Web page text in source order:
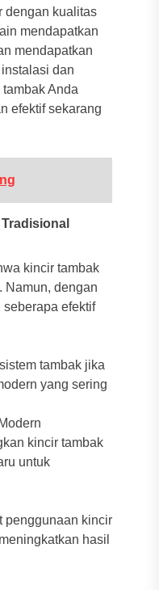
dengan kualitas
mendapatkan
mendapatkan
dan
Anda
efektif sekarang
kincir tambak
Namun, dengan
efektif
tambak jika
yang sering
kincir tambak
untuk
penggunaan kincir
hasil